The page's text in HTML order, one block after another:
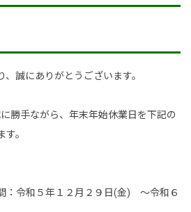
誠にありがとうございます。
勝手ながら、年末年始休業日を下記の
。
和５年１２月２９日(金) ～令和６